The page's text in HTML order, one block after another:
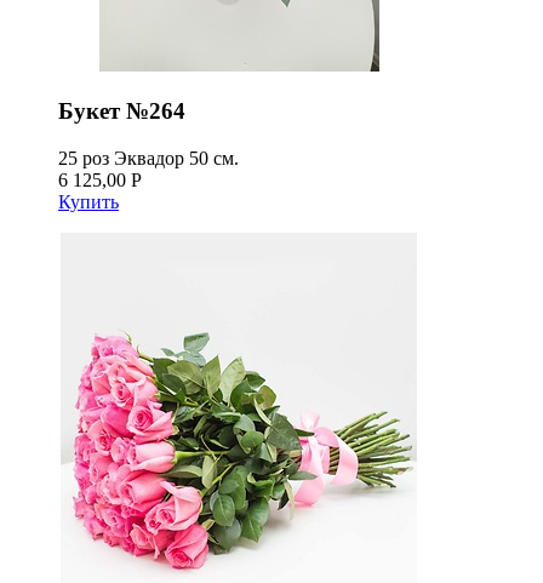
Букет №264
25 роз Эквадор 50 см.
6 125,00 Р
Купить